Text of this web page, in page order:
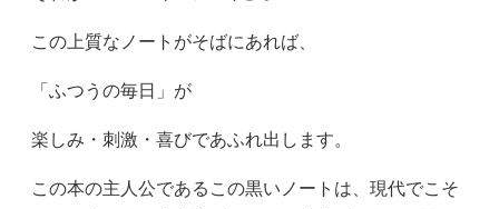
この上質なノートがそばにあれば、
「ふつうの毎日」が
楽しみ・刺激・喜びであふれ出します。
この本の主人公であるこの黒いノートは、現代でこそ